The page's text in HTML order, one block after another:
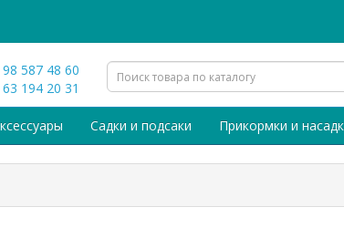
587 48 60
194 20 31
Садки и подсаки Прикормки и